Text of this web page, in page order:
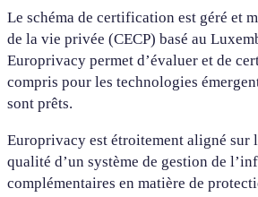
Le schéma de certification est géré et
de la vie privée (CECP) basé au
Europrivacy permet d’évaluer et de
compris pour les technologies
sont prêts.
Europrivacy est étroitement aligné sur
qualité d’un système de gestion de
complémentaires en matière de